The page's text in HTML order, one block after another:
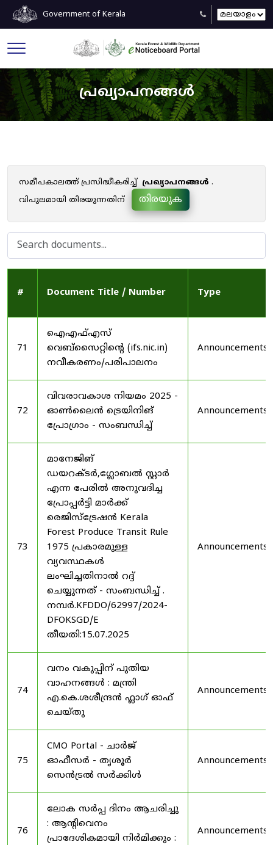
Government of Kerala
പ്രഖ്യാപനങ്ങൾ
സമീപകാലത്ത് പ്രസിദ്ധീകരിച്ച് പ്രഖ്യാപനങ്ങൾ .
വിപുലമായി തിരയുന്നതിന്
തിരയുക
# Document Title / Number Type
71
ഐഎഫ്എസ്
വെബ്‌സൈറ്റിന്റെ (ifs.nic.in)
നവീകരണം/പരിപാലനം
Announcements
72
വിവരാവകാശ നിയമം 2025 -
ഓൺലൈൻ ട്രെയിനിങ്
പ്രോഗ്രാം - സംബന്ധിച്ച്
Announcements
73
മാനേജിങ്
ഡയറക്ടർ,ഗ്ലോബൽ സ്റ്റാർ
എന്ന പേരിൽ അനുവദിച്ച
പ്രോപ്പർട്ടി മാർക്ക്
രെജിസ്ട്രേഷൻ Kerala
Forest Produce Transit Rule
1975 പ്രകാരമുള്ള
വ്യവസ്ഥകൾ
ലംഘിച്ചതിനാൽ റദ്ദ്
ചെയ്യുന്നത് - സംബന്ധിച്ച് .
നമ്പർ.KFDDO/62997/2024-
DFOKSGD/E
തീയതി:15.07.2025
Announcements
74
വനം വകുപ്പിന് പുതിയ
വാഹനങ്ങൾ : മന്ത്രി
എ.കെ.ശശീന്ദ്രൻ ഫ്ലാഗ് ഓഫ്
ചെയ്തു
Announcements
75
CMO Portal - ചാർജ്
ഓഫീസർ - തൃശൂർ
സെൻട്രൽ സർക്കിൾ
Announcements
76
ലോക സർപ്പ ദിനം ആചരിച്ചു
: ആന്റിവെനം
പ്രാദേശികമായി നിർമിക്കും :
Announcements